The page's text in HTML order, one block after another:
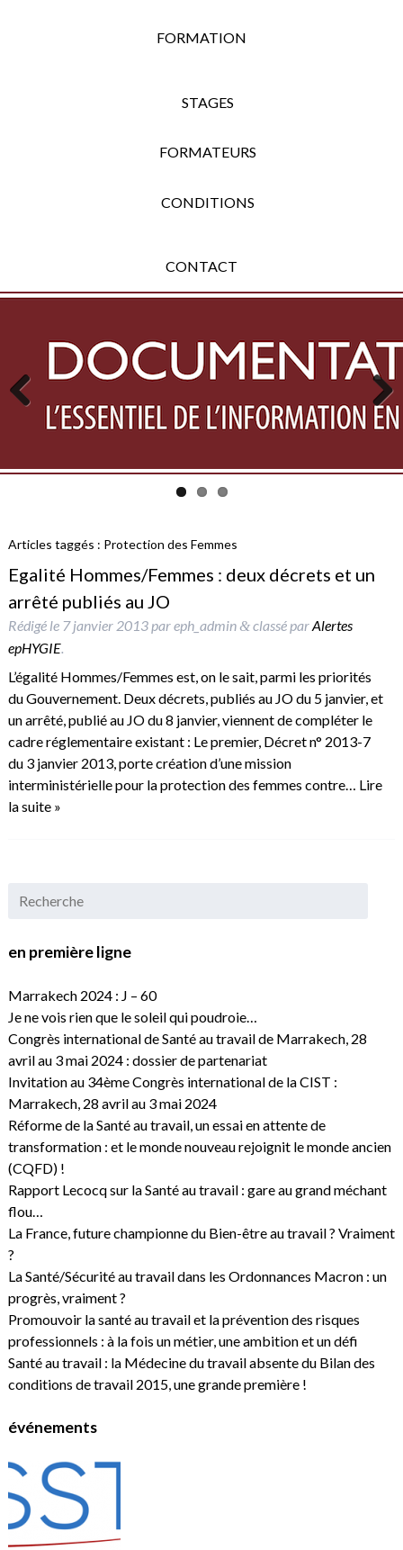
FORMATION
STAGES
FORMATEURS
CONDITIONS
CONTACT
Previous Next
Articles taggés : Protection des Femmes
Egalité Hommes/Femmes : deux décrets et un
arrêté publiés au JO
Rédigé le 7 janvier 2013pareph_admin &classé parAlertes
epHYGIE.
L’égalité Hommes/Femmes est, on le sait, parmi les priorités
du Gouvernement. Deux décrets, publiés au JO du 5 janvier, et
un arrêté, publié au JO du 8 janvier, viennent de compléter le
cadre réglementaire existant : Le premier, Décret n° 2013-7
du 3 janvier 2013, porte création d’une mission
interministérielle pour la protection des femmes contre… Lire
la suite »
en première ligne
Marrakech 2024 : J – 60
Je ne vois rien que le soleil qui poudroie…
Congrès international de Santé au travail de Marrakech, 28
avril au 3 mai 2024 : dossier de partenariat
Invitation au 34ème Congrès international de la CIST :
Marrakech, 28 avril au 3 mai 2024
Réforme de la Santé au travail, un essai en attente de
transformation : et le monde nouveau rejoignit le monde ancien
(CQFD) !
Rapport Lecocq sur la Santé au travail : gare au grand méchant
flou…
La France, future championne du Bien-être au travail ? Vraiment
?
La Santé/Sécurité au travail dans les Ordonnances Macron : un
progrès, vraiment ?
Promouvoir la santé au travail et la prévention des risques
professionnels : à la fois un métier, une ambition et un défi
Santé au travail : la Médecine du travail absente du Bilan des
conditions de travail 2015, une grande première !
événements